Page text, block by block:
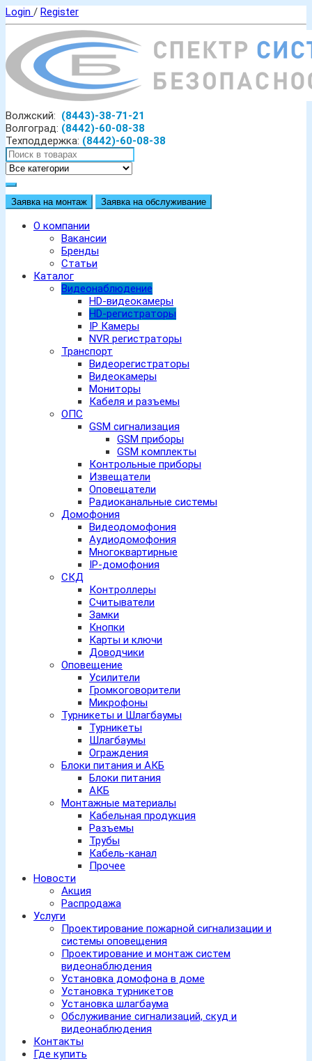
Login / Register
Волжский: (8443)-38-71-21
Волгоград: (8442)-60-08-38
Техподдержка: (8442)-60-08-38
Заявка на монтаж Заявка на обслуживание
О компании
Вакансии
Бренды
Статьи
Каталог
Видеонаблюдение
HD-видеокамеры
HD-регистраторы
IP Камеры
NVR регистраторы
Транспорт
Видеорегистраторы
Видеокамеры
Мониторы
Кабеля и разъемы
ОПС
GSM сигнализация
GSM приборы
GSM комплекты
Контрольные приборы
Извещатели
Оповещатели
Радиоканальные системы
Домофония
Видеодомофония
Аудиодомофония
Многоквартирные
IP-домофония
СКД
Контроллеры
Считыватели
Замки
Кнопки
Карты и ключи
Доводчики
Оповещение
Усилители
Громкоговорители
Микрофоны
Турникеты и Шлагбаумы
Турникеты
Шлагбаумы
Ограждения
Блоки питания и АКБ
Блоки питания
АКБ
Монтажные материалы
Кабельная продукция
Разъемы
Трубы
Кабель-канал
Прочее
Новости
Акция
Распродажа
Услуги
Проектирование пожарной сигнализации и
системы оповещения
Проектирование и монтаж систем
видеонаблюдения
Установка домофона в доме
Установка турникетов
Установка шлагбаума
Обслуживание сигнализаций, скуд и
видеонаблюдения
Контакты
Где купить